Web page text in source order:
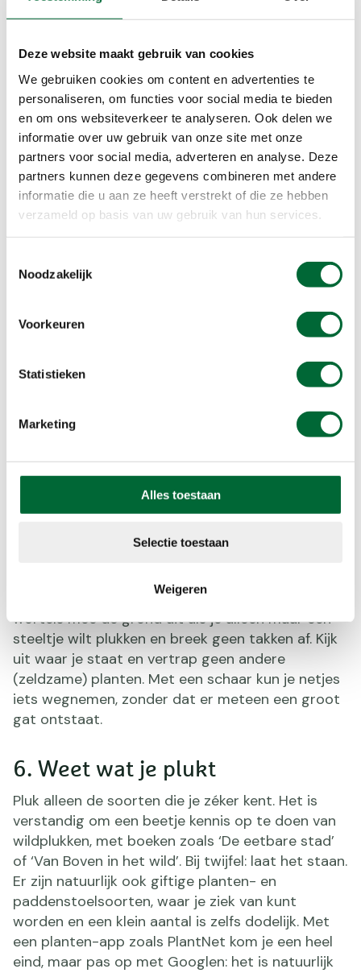
Deze website maakt gebruik van cookies
We gebruiken cookies om content en advertenties te
personaliseren, om functies voor social media te bieden
en om ons websiteverkeer te analyseren. Ook delen we
informatie over uw gebruik van onze site met onze
partners voor social media, adverteren en analyse. Deze
partners kunnen deze gegevens combineren met andere
informatie die u aan ze heeft verstrekt of die ze hebben
verzameld op basis van uw gebruik van hun services.
Noodzakelijk
Voorkeuren
Statistieken
Marketing
Alles toestaan
Selectie toestaan
Weigeren
Pluk geen hoeveelheden om een handeltje mee op
te zetten, maar pluk alleen voor jezelf. Het wordt
meestal gedoogd om een champignonbakje vol
te plukken of verzamelen, oftewel zo’n blauw
bakje van 250 gram. Laat je ook wat achter voor
hongerige dieren of vogels? Liefst ook een beetje
laag aan de grond, voor de kleinere dieren.
De bladeren, bloemen, knoppen en stelen van daslook zijn
allemaal eetbaar. Je vindt de plantjes in schaduwrijk en vochtig
gebied, zoals in het bos. (Foto's: © Shutterstock)
omdat je ergens niet bij kunt. Trek niet direct alle
wortels mee de grond uit als je alleen maar een
steeltje wilt plukken en breek geen takken af. Kijk
uit waar je staat en vertrap geen andere
(zeldzame) planten. Met een schaar kun je netjes
iets wegnemen, zonder dat er meteen een groot
gat ontstaat.
6. Weet wat je plukt
Pluk alleen de soorten die je zéker kent. Het is
verstandig om een beetje kennis op te doen van
wildplukken, met boeken zoals ‘De eetbare stad’
of ‘Van Boven in het wild’. Bij twijfel: laat het staan.
Er zijn natuurlijk ook giftige planten- en
paddenstoelsoorten, waar je ziek van kunt
worden en een klein aantal is zelfs dodelijk. Met
een planten-app zoals PlantNet kom je een heel
eind, maar pas op met Googlen: het is natuurlijk